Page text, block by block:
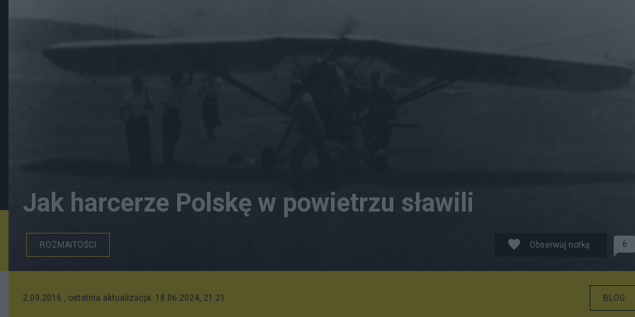
Jak harcerze Polskę w powietrzu sławili
ROZMAITOŚCI Obserwuj notkę 6
2.09.2016 , ostatnia aktualizacja: 18.06.2024, 21:21 BLOG